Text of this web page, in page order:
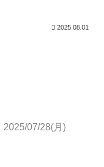
2025.08.01
2025/07/28(月)